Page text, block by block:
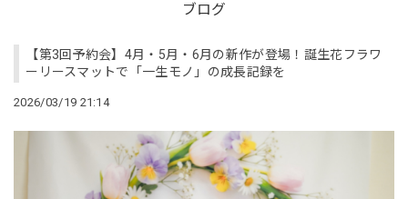
ブログ
【第3回予約会】4月・5月・6月の新作が登場！誕生花フラワ
ーリースマットで「一生モノ」の成長記録を
2026/03/19 21:14